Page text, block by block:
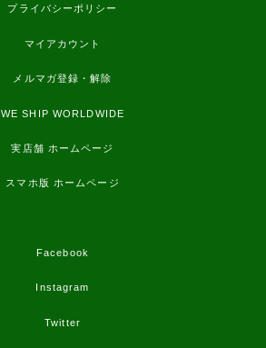
プライバシーポリシー
マイアカウント
メルマガ登録・解除
WE SHIP WORLDWIDE
実店舗 ホームページ
スマホ版 ホームページ
Facebook
Instagram
Twitter